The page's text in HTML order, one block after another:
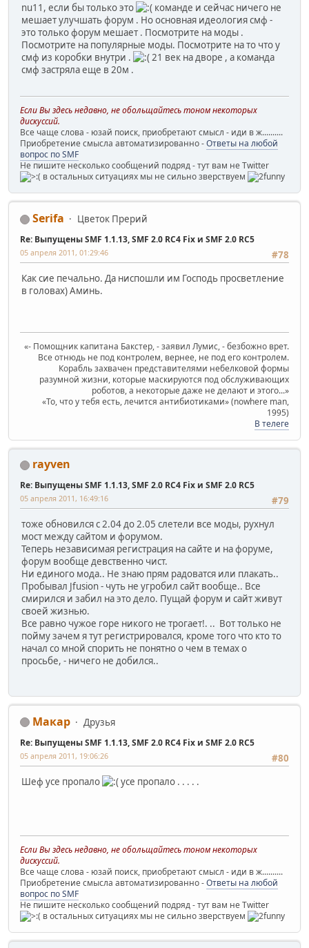
nu11, если бы только это
команде и сейчас ничего не
мешает улучшать форум . Но основная идеология смф -
это только форум мешает . Посмотрите на моды .
Посмотрите на популярные моды. Посмотрите на то что у
смф из коробки внутри .
21 век на дворе , а команда
смф застряла еще в 20м .
Если Вы здесь недавно, не обольщайтесь тоном некоторых
дискуссий.
Все чаще слова - юзай поиск, приобретают смысл - иди в ж..........
Приобретение смысла автоматизированно -Ответы на любой
вопрос по SMF
Не пишите несколько сообщений подряд - тут вам не Twitter
в остальных ситуациях мы не сильно зверствуем
Serifa Цветок Прерий
Re: Выпущены SMF 1.1.13, SMF 2.0 RC4 Fix и SMF 2.0 RC5
#78
05 апреля 2011, 01:29:46
Как сие печально. Да ниспошли им Господь просветление
в головах) Аминь.
«- Помощник капитана Бакстер, - заявил Лумис, - безбожно врет.
Все отнюдь не под контролем, вернее, не под его контролем.
Корабль захвачен представителями небелковой формы
разумной жизни, которые маскируются под обслуживающих
роботов, а некоторые даже не делают и этого...»
«То, что у тебя есть, лечится антибиотиками» (nowhere man,
1995)
В телеге
rayven
Re: Выпущены SMF 1.1.13, SMF 2.0 RC4 Fix и SMF 2.0 RC5
#79
05 апреля 2011, 16:49:16
тоже обновился с 2.04 до 2.05 слетели все моды, рухнул
мост между сайтом и форумом.
Теперь независимая регистрация на сайте и на форуме,
форум вообще девственно чист.
Ни единого мода.. Не знаю прям радоватся или плакать..
Пробывал Jfusion - чуть не угробил сайт вообще.. Все
смирился и забил на это дело. Пущай форум и сайт живут
своей жизнью.
Все равно чужое горе никого не трогает!. .. Вот только не
пойму зачем я тут регистрировался, кроме того что кто то
начал со мной спорить не понятно о чем в темах о
просьбе, - ничего не добился..
Макар Друзья
Re: Выпущены SMF 1.1.13, SMF 2.0 RC4 Fix и SMF 2.0 RC5
#80
05 апреля 2011, 19:06:26
Шеф усе пропало усе пропало . . . . .
Если Вы здесь недавно, не обольщайтесь тоном некоторых
дискуссий.
Все чаще слова - юзай поиск, приобретают смысл - иди в ж..........
Приобретение смысла автоматизированно -Ответы на любой
вопрос по SMF
Не пишите несколько сообщений подряд - тут вам не Twitter
в остальных ситуациях мы не сильно зверствуем